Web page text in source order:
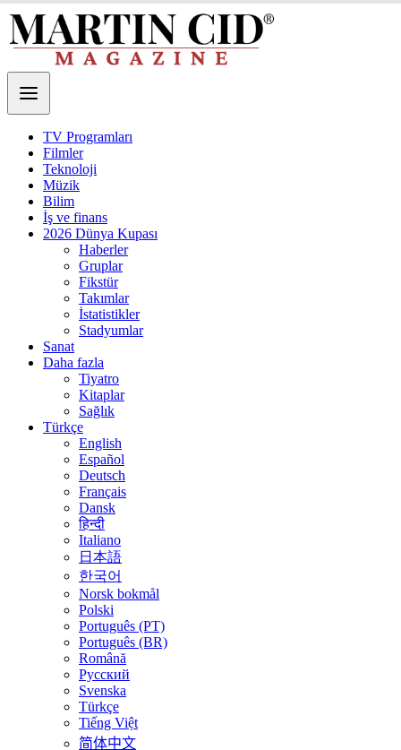
TV Programları
Filmler
Teknoloji
Müzik
Bilim
İş ve finans
2026 Dünya Kupası
Haberler
Gruplar
Fikstür
Takımlar
İstatistikler
Stadyumlar
Sanat
Daha fazla
Tiyatro
Kitaplar
Sağlık
Türkçe
English
Español
Deutsch
Français
Dansk
हिन्दी
Italiano
日本語
한국어
Norsk bokmål
Polski
Português (PT)
Português (BR)
Română
Русский
Svenska
Türkçe
Tiếng Việt
简体中文